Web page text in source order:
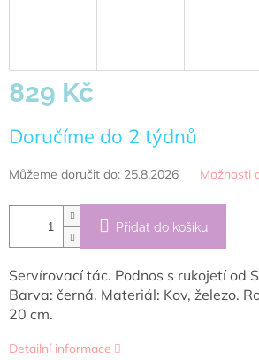
829 Kč
cena:
Doručíme do 2 týdnů
Můžeme doručit do: 25.8.2026 Možnosti
Přidat do košíku
Servírovací tác. Podnos s rukojetí od
Barva: černá. Materiál: Kov, železo.
20 cm.
Detailní informace